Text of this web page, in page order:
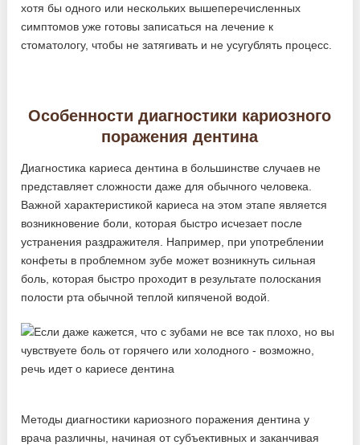
хотя бы одного или нескольких вышеперечисленных
симптомов уже готовы записаться на лечение к
стоматологу, чтобы не затягивать и не усугублять процесс.
Особенности диагностики кариозного
поражения дентина
Диагностика кариеса дентина в большинстве случаев не
представляет сложности даже для обычного человека.
Важной характеристикой кариеса на этом этапе является
возникновение боли, которая быстро исчезает после
устранения раздражителя. Например, при употреблении
конфеты в проблемном зубе может возникнуть сильная
боль, которая быстро проходит в результате полоскания
полости рта обычной теплой кипяченой водой.
Методы диагностики кариозного поражения дентина у
врача различны, начиная от субъективных и заканчивая